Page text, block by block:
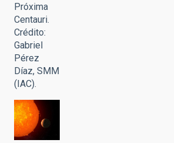
Próxima
Centauri.
Crédito:
Gabriel
Pérez
Díaz, SMM
(IAC).